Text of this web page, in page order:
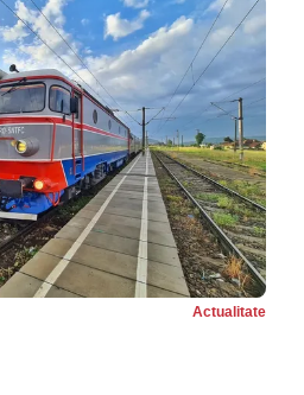
Actualitate